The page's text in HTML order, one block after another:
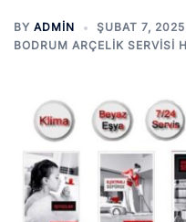
BY ADMIN
ŞUBAT 7, 2025
BODRUM ARÇELIK SERVISI